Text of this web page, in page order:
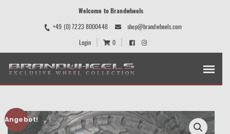
Welcome to Brandwheels
+49 (0) 7223 8000448
shop@brandwheels.com
Login
0
Angebot!